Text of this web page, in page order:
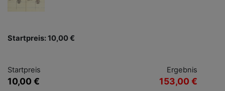
Startpreis: 10,00 €
Startpreis
10,00 €
Ergebnis
153,00 €